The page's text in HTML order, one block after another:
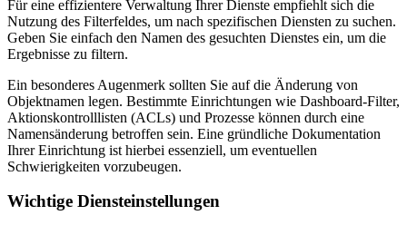
Für eine effizientere Verwaltung Ihrer Dienste empfiehlt sich die
Nutzung des Filterfeldes, um nach spezifischen Diensten zu suchen.
Geben Sie einfach den Namen des gesuchten Dienstes ein, um die
Ergebnisse zu filtern.
Ein besonderes Augenmerk sollten Sie auf die Änderung von
Objektnamen legen. Bestimmte Einrichtungen wie Dashboard-Filter,
Aktionskontrolllisten (ACLs) und Prozesse können durch eine
Namensänderung betroffen sein. Eine gründliche Dokumentation
Ihrer Einrichtung ist hierbei essenziell, um eventuellen
Schwierigkeiten vorzubeugen.
Wichtige Diensteinstellungen